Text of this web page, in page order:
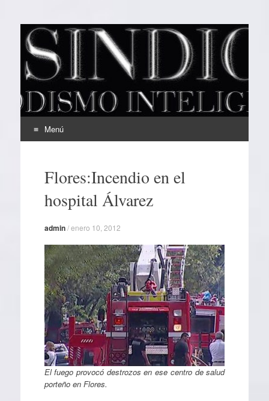
EL SINDICAL
Periodismo Inteligente
Menú
contenidoFlores:Incendio en el
hospital Álvarez
admin/enero 10, 2012
El fuego provocó destrozos en ese centro de salud
porteño en Flores.